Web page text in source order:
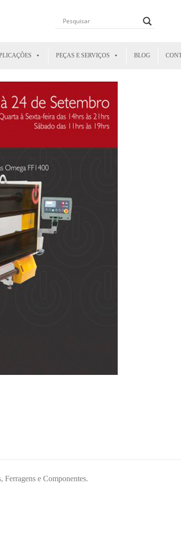
PEÇAS E SERVIÇOS BLOG
e Componentes.